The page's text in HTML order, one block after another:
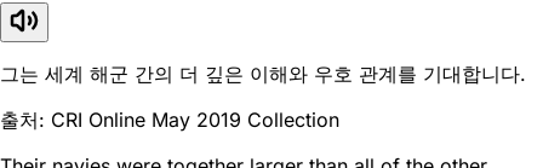
그는 세계 해군 간의 더 깊은 이해와 우호 관계를 기대합니다.
출처: CRI Online May 2019 Collection